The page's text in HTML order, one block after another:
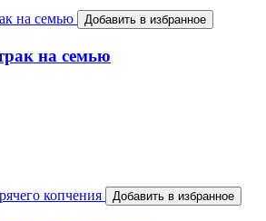
Добавить в избранное
на семью
Добавить в избранное